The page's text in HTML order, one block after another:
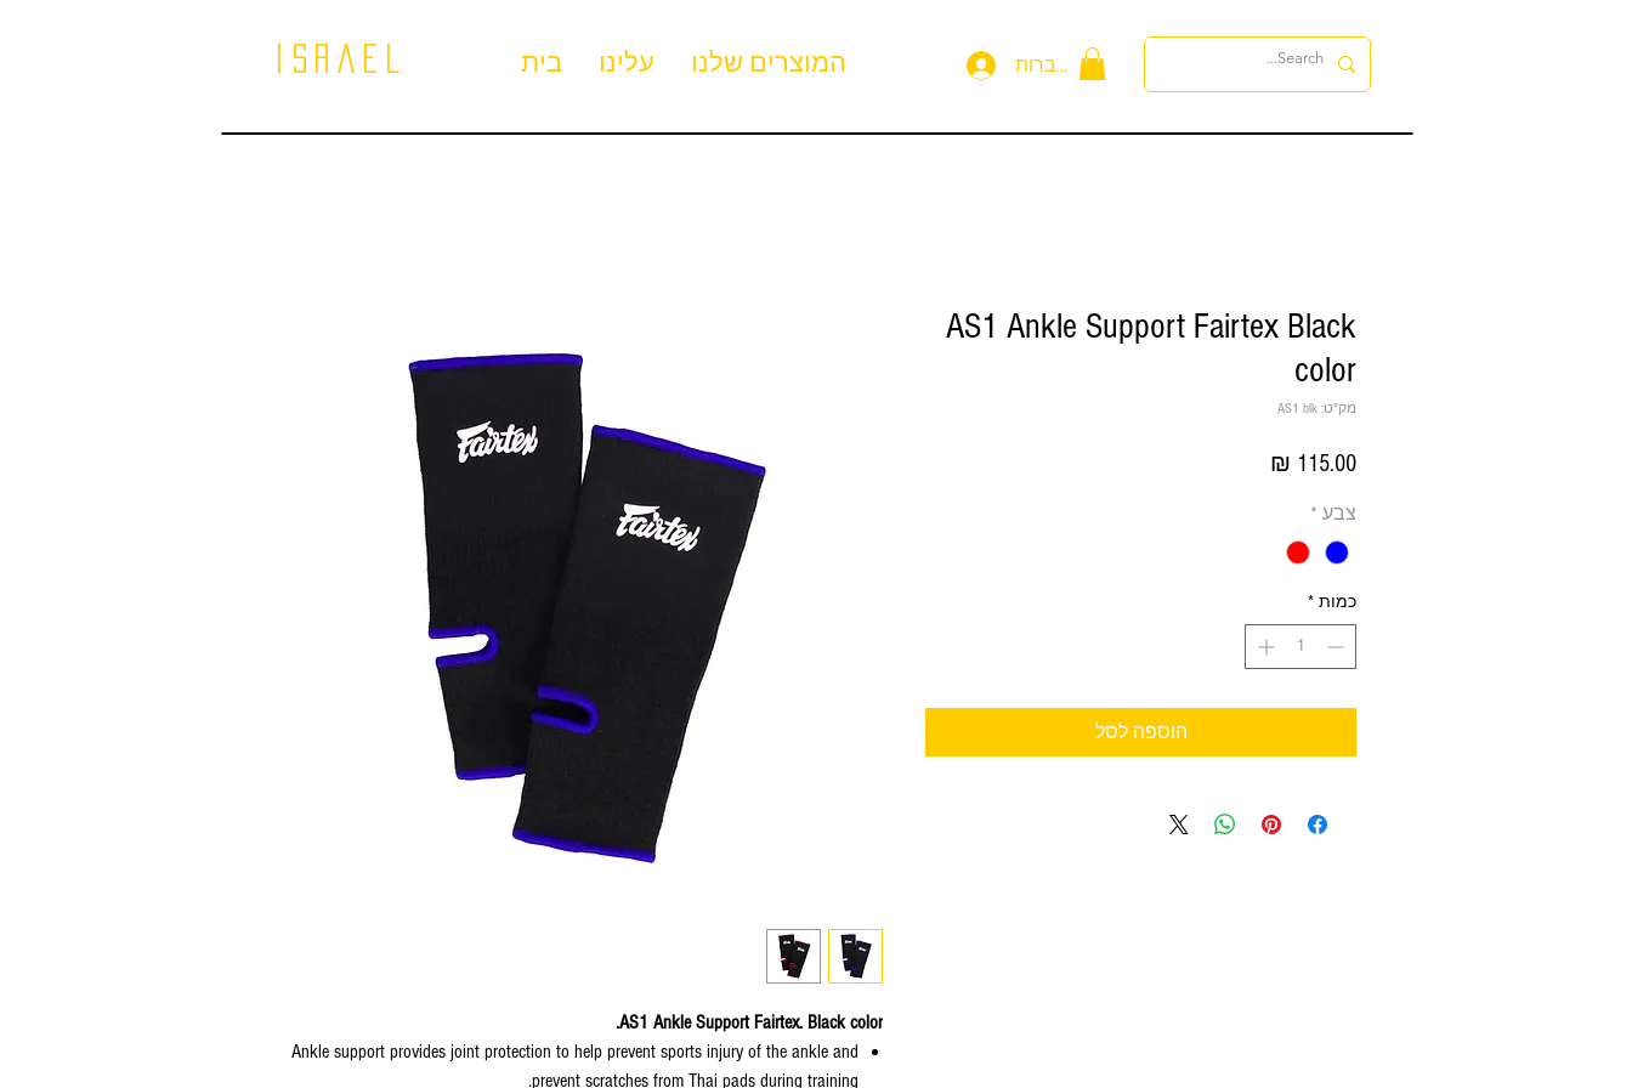
israel בית עלינו המוצרים שלנו להתחברות
AS1 Ankle Support Fairtex. Black color.
Ankle support provides joint protection to help prevent sports injury of the ankle and
prevent scratches from Thai pads during training.
AS1 Ankle Support Fairtex Black
color
מק"ט: AS1 blk
צבע *
כמות *
הוספה לסל